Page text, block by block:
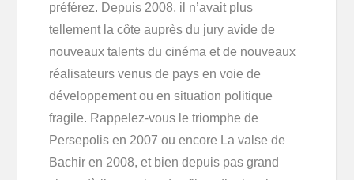
préférez. Depuis 2008, il n’avait plus
tellement la côte auprès du jury avide de
nouveaux talents du cinéma et de nouveaux
réalisateurs venus de pays en voie de
développement ou en situation politique
fragile. Rappelez-vous le triomphe de
Persepolis en 2007 ou encore La valse de
Bachir en 2008, et bien depuis pas grand